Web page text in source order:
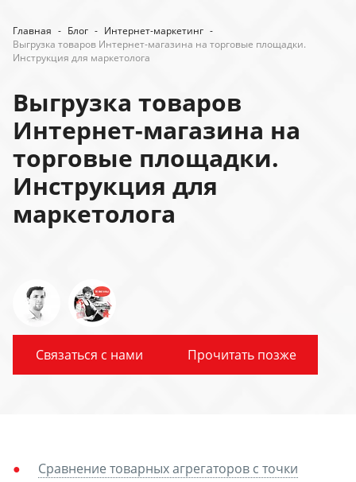
Главная - Блог - Интернет-маркетинг -
Выгрузка товаров Интернет-магазина на торговые площадки.
Инструкция для маркетолога
Выгрузка товаров
Интернет-магазина на
торговые площадки.
Инструкция для
маркетолога
Связаться с нами Прочитать позже
Сравнение товарных агрегаторов с точки